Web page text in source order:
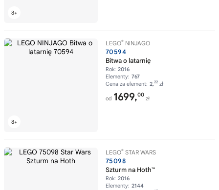
LEGO® NINJAGO
70594
Bitwa o latarnię
Rok: 2016
Elementy: 767
Cena za element: 2,22 zł
od 1699,00
zł
LEGO® STAR WARS
75098
Szturm na Hoth™
Rok: 2016
Elementy: 2144